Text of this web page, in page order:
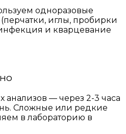
одноразовые
иглы, пробирки
и кварцевание
анализов — через 2-3 часа
Сложные или редкие
в лабораторию в